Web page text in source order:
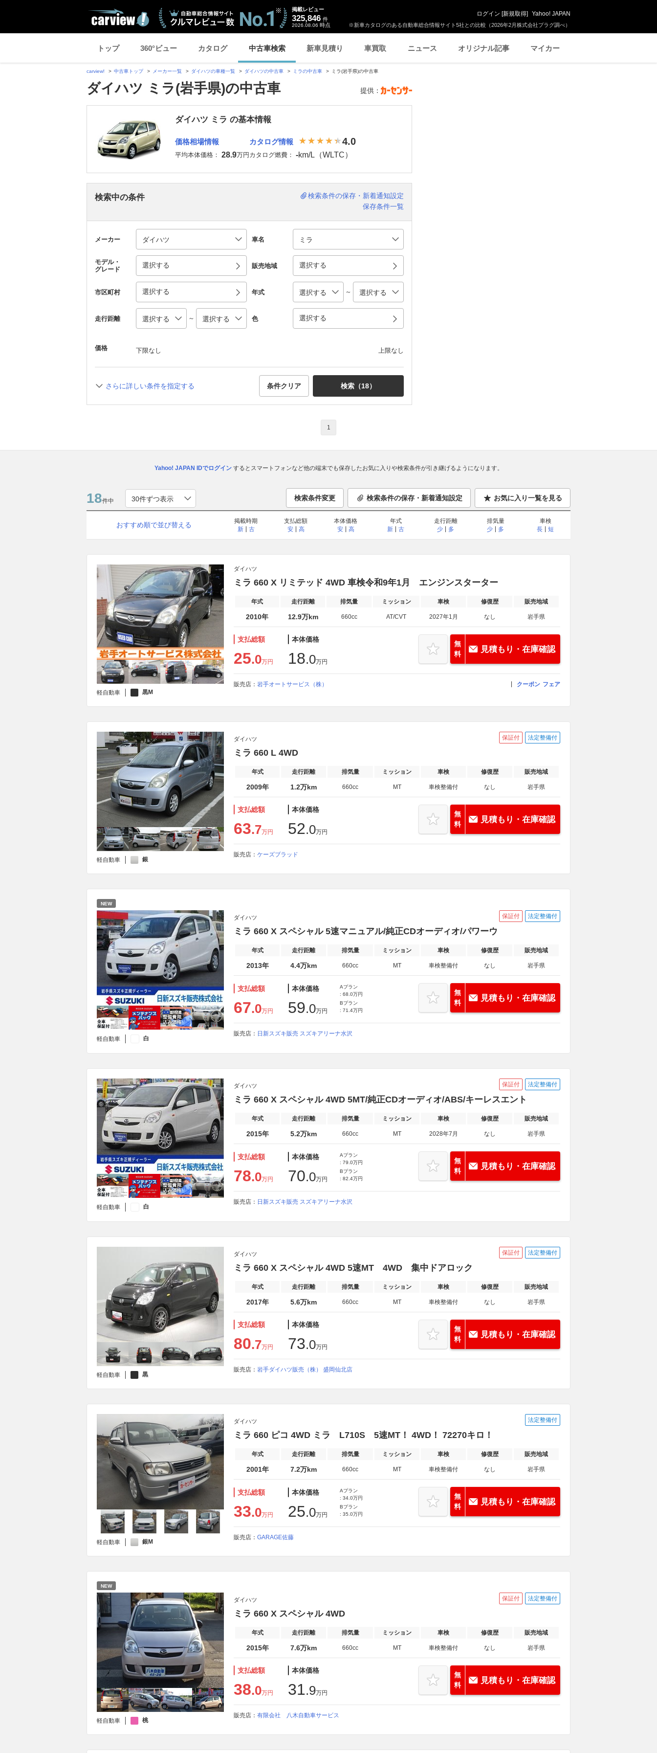
※新車カタログのある自動車総合情報サイト5社との比較（2026年2月株式会社プラグ調べ）
掲載レビュー
325,846 件
2026.08.06 時点
ログイン [新規取得] Yahoo! JAPAN
トップ 360°ビュー カタログ 中古車検索 新車見積り 車買取 ニュース オリジナル記事 マイカー
carview! 中古車トップ メーカー一覧 ダイハツの車種一覧 ダイハツの中古車 ミラの中古車 ミラ(岩手県)の中古車
ダイハツ ミラ(岩手県)の中古車 提供：
ダイハツ ミラ の基本情報
価格相場情報
平均本体価格： 28.9万円
カタログ情報 4.0
カタログ燃費： -km/L（WLTC）
検索中の条件
検索条件の保存・新着通知設定
保存条件一覧
メーカー 車名
モデル・
グレード
選択する 販売地域 選択する
市区町村 選択する 年式 ～
走行距離 ～ 色 選択する
価格 下限なし 上限なし
さらに詳しい条件を指定する 条件クリア 検索（18）
1
Yahoo! JAPAN IDでログインするとスマートフォンなど他の端末でも保存したお気に入りや検索条件が引き継げるようになります。
18件中 検索条件変更 検索条件の保存・新着通知設定 お気に入り一覧を見る
おすすめ順で並び替える
掲載時期
新
古
支払総額
安
高
本体価格
安
高
年式
新
古
走行距離
少
多
排気量
少
多
車検
長
短
軽自動車 黒M
ダイハツ
ミラ 660 X リミテッド 4WD 車検令和9年1月 エンジンスターター
年式 走行距離 排気量 ミッション 車検 修復歴 販売地域
2010年 12.9万km 660cc AT/CVT 2027年1月 なし 岩手県
支払総額
25.0万円
本体価格
18.0万円
無
料
見積もり・在庫確認
販売店： 岩手オートサービス（株） クーポン フェア
軽自動車 銀
ダイハツ 保証付 法定整備付
ミラ 660 L 4WD
年式 走行距離 排気量 ミッション 車検 修復歴 販売地域
2009年 1.2万km 660cc MT 車検整備付 なし 岩手県
支払総額
63.7万円
本体価格
52.0万円
無
料
見積もり・在庫確認
販売店： ケーズブラッド
NEW
軽自動車 白
ダイハツ 保証付 法定整備付
ミラ 660 X スペシャル 5速マニュアル/純正CDオーディオ/パワーウ
年式 走行距離 排気量 ミッション 車検 修復歴 販売地域
2013年 4.4万km 660cc MT 車検整備付 なし 岩手県
支払総額
67.0万円
本体価格
59.0万円
Aプラン
: 68.0万円
Bプラン
: 71.4万円
無
料
見積もり・在庫確認
販売店： 日新スズキ販売 スズキアリーナ水沢
軽自動車 白
ダイハツ 保証付 法定整備付
ミラ 660 X スペシャル 4WD 5MT/純正CDオーディオ/ABS/キーレスエント
年式 走行距離 排気量 ミッション 車検 修復歴 販売地域
2015年 5.2万km 660cc MT 2028年7月 なし 岩手県
支払総額
78.0万円
本体価格
70.0万円
Aプラン
: 79.0万円
Bプラン
: 82.4万円
無
料
見積もり・在庫確認
販売店： 日新スズキ販売 スズキアリーナ水沢
軽自動車 黒
ダイハツ 保証付 法定整備付
ミラ 660 X スペシャル 4WD 5速MT 4WD 集中ドアロック
年式 走行距離 排気量 ミッション 車検 修復歴 販売地域
2017年 5.6万km 660cc MT 車検整備付 なし 岩手県
支払総額
80.7万円
本体価格
73.0万円
無
料
見積もり・在庫確認
販売店： 岩手ダイハツ販売（株） 盛岡仙北店
軽自動車 銀M
ダイハツ 法定整備付
ミラ 660 ピコ 4WD ミラ L710S 5速MT！ 4WD！ 72270キロ！
年式 走行距離 排気量 ミッション 車検 修復歴 販売地域
2001年 7.2万km 660cc MT 車検整備付 なし 岩手県
支払総額
33.0万円
本体価格
25.0万円
Aプラン
: 34.0万円
Bプラン
: 35.0万円
無
料
見積もり・在庫確認
販売店： GARAGE佐藤
NEW
軽自動車 桃
ダイハツ 保証付 法定整備付
ミラ 660 X スペシャル 4WD
年式 走行距離 排気量 ミッション 車検 修復歴 販売地域
2015年 7.6万km 660cc MT 車検整備付 なし 岩手県
支払総額
38.0万円
本体価格
31.9万円
無
料
見積もり・在庫確認
販売店： 有限会社 八木自動車サービス